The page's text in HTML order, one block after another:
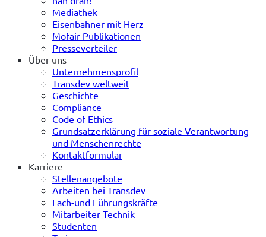
Mediathek
Eisenbahner mit Herz
Mofair Publikationen
Presseverteiler
Über uns
Unternehmensprofil
Transdev weltweit
Geschichte
Compliance
Code of Ethics
Grundsatzerklärung für soziale Verantwortung
und Menschenrechte
Kontaktformular
Karriere
Stellenangebote
Arbeiten bei Transdev
Fach-und Führungskräfte
Mitarbeiter Technik
Studenten